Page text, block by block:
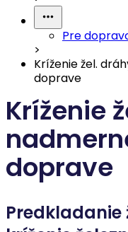
Pre
>
Kríženie žel.
doprave
Kríženie
doprave
Predkladanie